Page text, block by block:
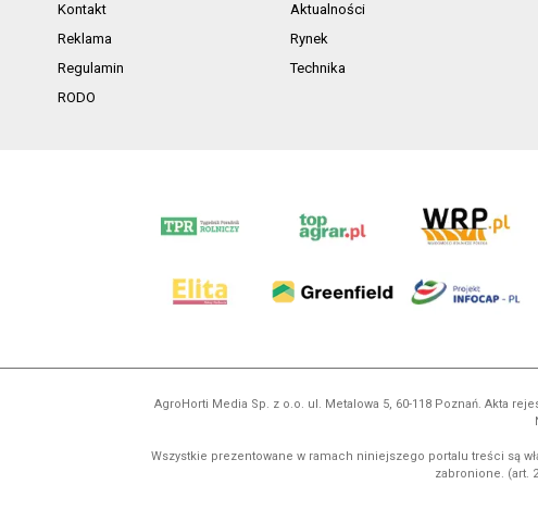
Kontakt
Reklama
Regulamin
RODO
Aktualności
Rynek
Technika
AgroHorti Media Sp. z o.o. ul. Metalowa 5, 60-118 Poznań. Akta
Wszystkie prezentowane w ramach niniejszego portalu treści są
zabronione. (art.